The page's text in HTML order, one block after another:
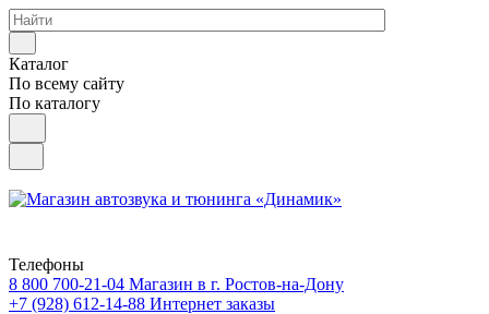
Каталог
По всему сайту
По каталогу
Телефоны
8 800 700-21-04 Магазин в г. Ростов-на-Дону
+7 (928) 612-14-88 Интернет заказы